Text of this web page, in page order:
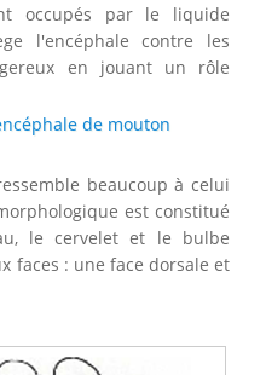
occupés par le liquide
l'encéphale contre les
en jouant un rôle
de mouton
beaucoup à celui
est constitué
le cervelet et le bulbe
faces : une face dorsale et